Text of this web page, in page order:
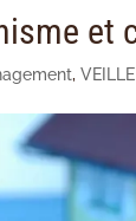
et
,